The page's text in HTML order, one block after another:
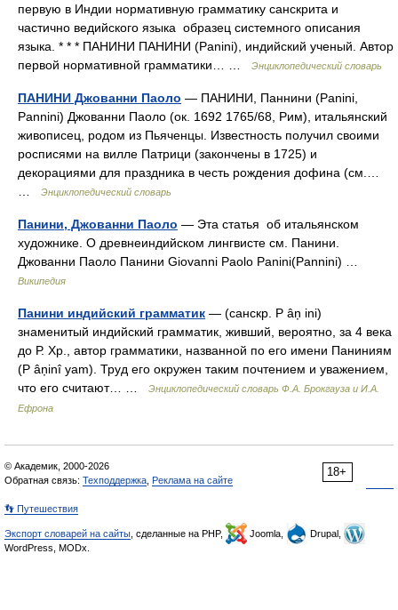
первую в Индии нормативную грамматику санскрита и
частично ведийского языка образец системного описания
языка. * * * ПАНИНИ ПАНИНИ (Panini), индийский ученый. Автор
первой нормативной грамматики… …
Энциклопедический словарь
ПАНИНИ Джованни Паоло — ПАНИНИ, Паннини (Panini,
Pannini) Джованни Паоло (ок. 1692 1765/68, Рим), итальянский
живописец, родом из Пьяченцы. Известность получил своими
росписями на вилле Патрици (закончены в 1725) и
декорациями для праздника в честь рождения дофина (см.…
Энциклопедический словарь
Панини, Джованни Паоло — Эта статья об итальянском
художнике. О древнеиндийском лингвисте см. Панини.
Джованни Паоло Панини Giovanni Paolo Panini(Pannini) …
Википедия
Панини индийский грамматик — (санскр. P âņ ini)
знаменитый индийский грамматик, живший, вероятно, за 4 века
до Р. Хр., автор грамматики, названной по его имени Паниниям
(P âņinî yam). Труд его окружен таким почтением и уважением,
что его считают… …
Энциклопедический словарь Ф.А. Брокгауза и И.А.
Ефрона
18+
© Академик, 2000-2026
Обратная связь: Техподдержка Реклама на сайте
👣 Путешествия
Экспорт словарей на сайты , сделанные на PHP, Joomla,
Drupal,
WordPress, MODx.